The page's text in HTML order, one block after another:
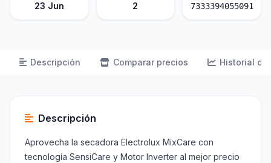
23 Jun 2 7333394055091
Descripción Comparar precios Historial de
Descripción
Aprovecha la secadora Electrolux MixCare con
tecnología SensiCare y Motor Inverter al mejor precio